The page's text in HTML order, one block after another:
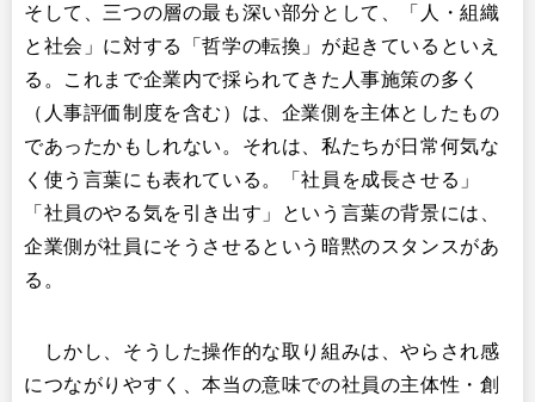
そして、三つの層の最も深い部分として、「人・組織
と社会」に対する「哲学の転換」が起きているといえ
る。これまで企業内で採られてきた人事施策の多く
（人事評価制度を含む）は、企業側を主体としたもの
であったかもしれない。それは、私たちが日常何気な
く使う言葉にも表れている。「社員を成長させる」
「社員のやる気を引き出す」という言葉の背景には、
企業側が社員にそうさせるという暗黙のスタンスがあ
る。
しかし、そうした操作的な取り組みは、やらされ感
につながりやすく、本当の意味での社員の主体性・創